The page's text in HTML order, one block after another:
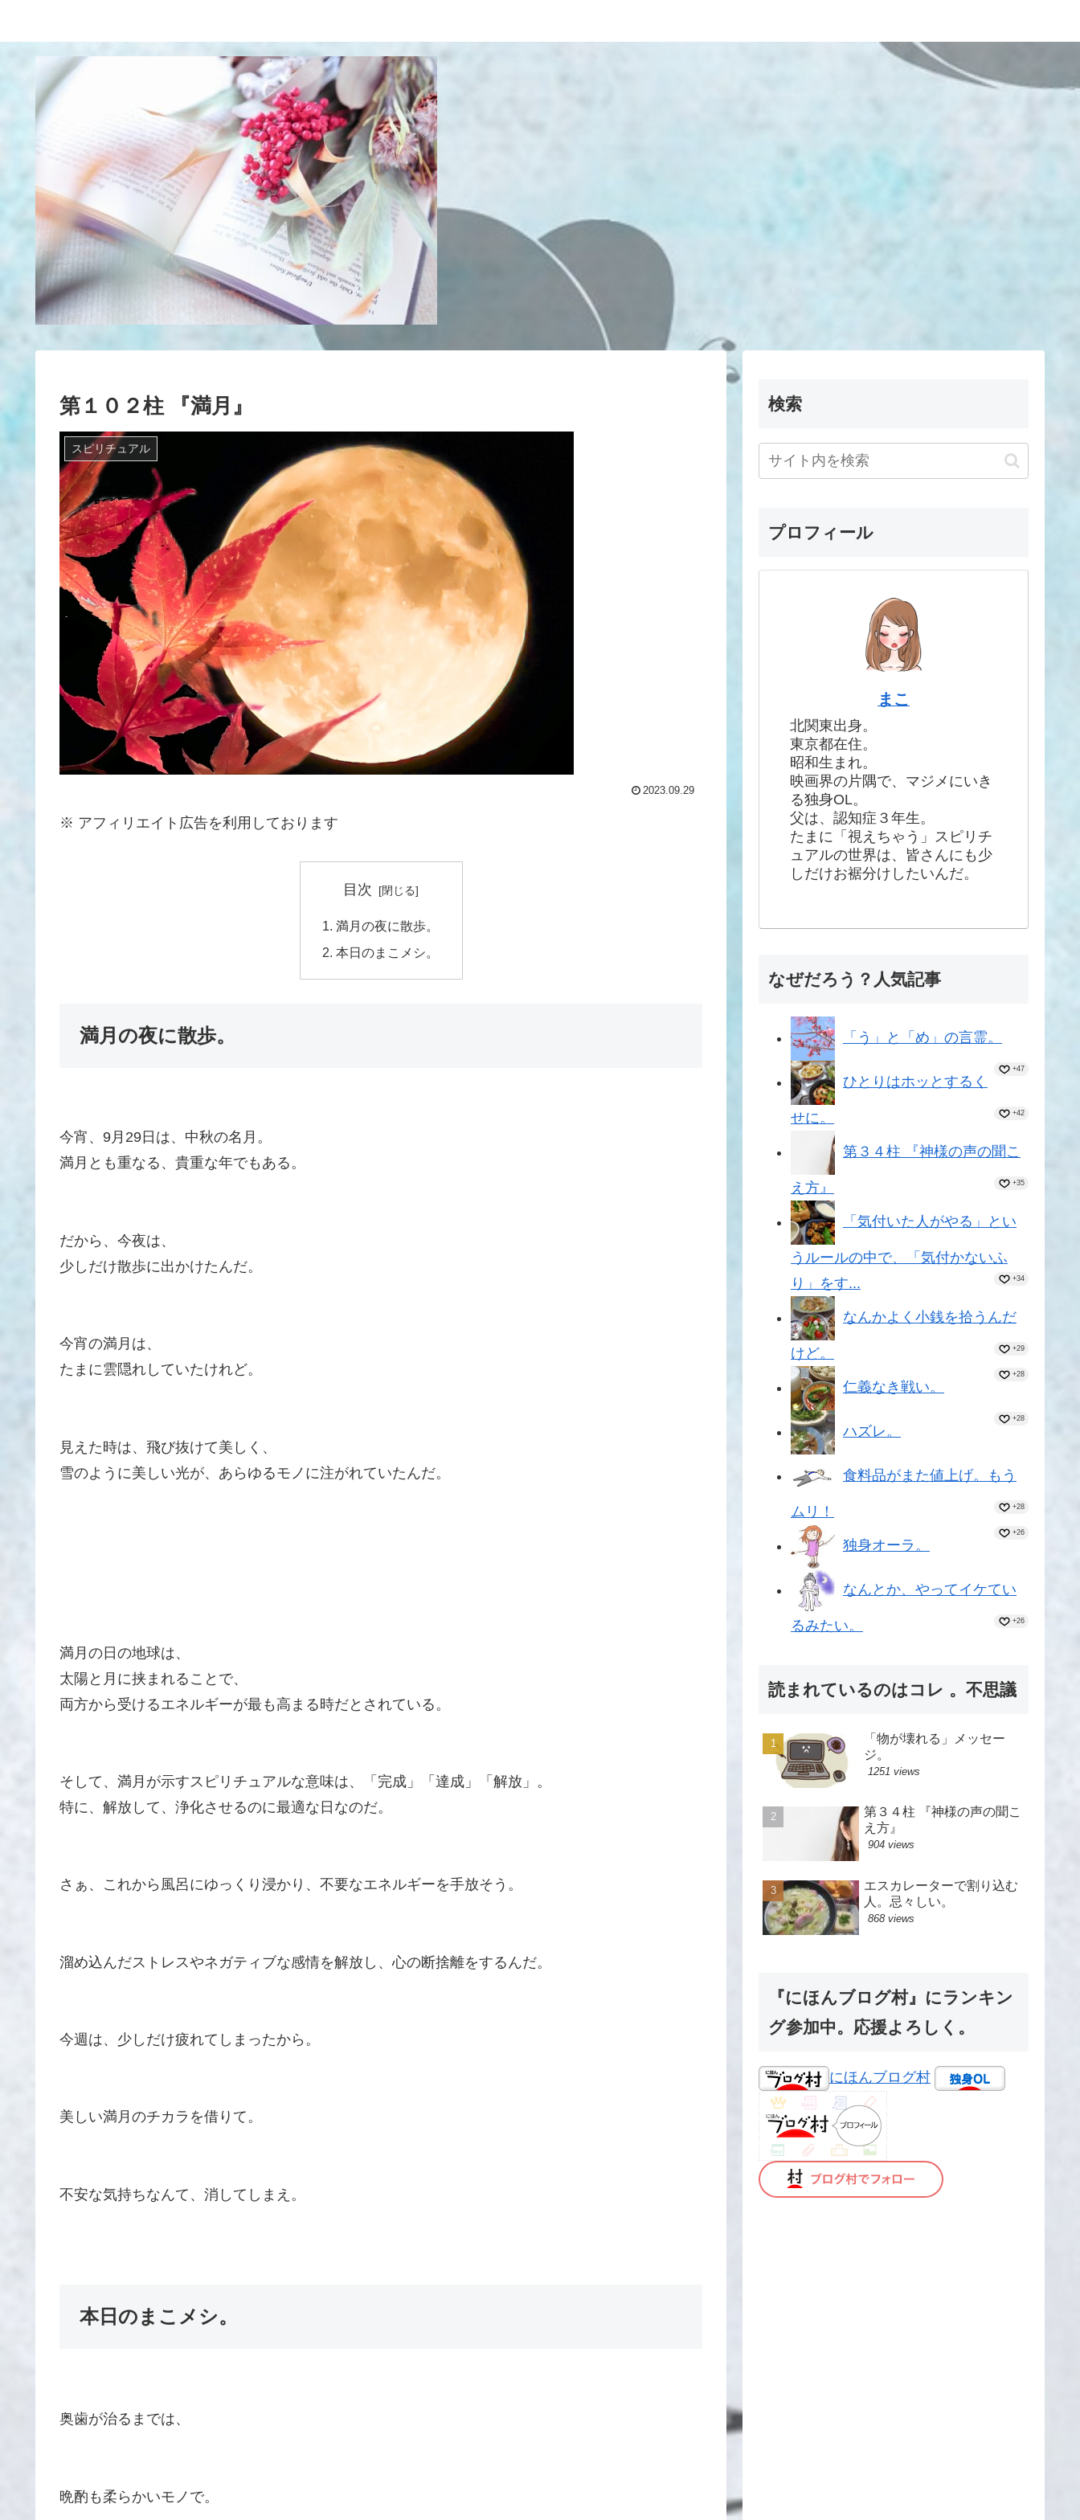
第１０２柱 『満月』
スピリチュアル
2023.09.29
※ アフィリエイト広告を利用しております
目次
満月の夜に散歩。
本日のまこメシ。
満月の夜に散歩。
今宵、9月29日は、中秋の名月。
満月とも重なる、貴重な年でもある。
だから、今夜は、
少しだけ散歩に出かけたんだ。
今宵の満月は、
たまに雲隠れしていたけれど。
見えた時は、飛び抜けて美しく、
雪のように美しい光が、あらゆるモノに注がれていたんだ。
満月の日の地球は、
太陽と月に挟まれることで、
両方から受けるエネルギーが最も高まる時だとされている。
そして、満月が示すスピリチュアルな意味は、「完成」「達成」「解放」。
特に、解放して、浄化させるのに最適な日なのだ。
さぁ、これから風呂にゆっくり浸かり、不要なエネルギーを手放そう。
溜め込んだストレスやネガティブな感情を解放し、心の断捨離をするんだ。
今週は、少しだけ疲れてしまったから。
美しい満月のチカラを借りて。
不安な気持ちなんて、消してしまえ。
本日のまこメシ。
奥歯が治るまでは、
晩酌も柔らかいモノで。
検索
プロフィール
まこ
北関東出身。
東京都在住。
昭和生まれ。
映画界の片隅で、マジメにいき
る独身OL。
父は、認知症３年生。
たまに「視えちゃう」スピリチ
ュアルの世界は、皆さんにも少
しだけお裾分けしたいんだ。
なぜだろう？人気記事
「う」と「め」の言霊。
+47
ひとりはホッとするく
せに。 +42
第３４柱 『神様の声の聞こ
え方』 +35
「気付いた人がやる」とい
うルールの中で、「気付かないふ
り」をす...
+34
なんかよく小銭を拾うんだ
けど。 +29
仁義なき戦い。
+28
ハズレ。
+28
食料品がまた値上げ。もう
ムリ！ +28
独身オーラ。
+26
なんとか、やってイケてい
るみたい。 +26
読まれているのはコレ 。不思議
「物が壊れる」メッセー
ジ。
1251 views
第３４柱 『神様の声の聞こ
え方』
904 views
エスカレーターで割り込む
人。忌々しい。
868 views
『にほんブログ村』にランキン
グ参加中。応援よろしく。
にほんブログ村